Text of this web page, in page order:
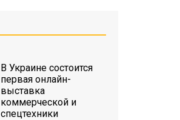
В Украине состоится
первая онлайн-
выставка
коммерческой и
спецтехники